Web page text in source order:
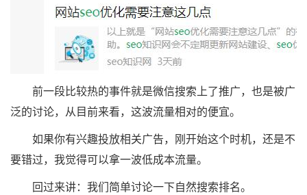
前一段比较热的事件就是微信搜索上了推广，也是被广
泛的讨论，从目前来看，这波流量相对的便宜。
如果你有兴趣投放相关广告，刚开始这个时机，还是不
要错过，我觉得可以拿一波低成本流量。
回过来讲：我们简单讨论一下自然搜索排名。